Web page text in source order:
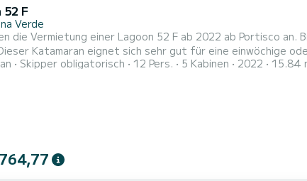
52 F
Verde
die Vermietung einer Lagoon 52 F ab 2022 ab Portisco
Katamaran eignet sich sehr gut für eine einwöchige oder längere Kreuzfahrt. Das
bietet Platz für 12 Personen. Mit einer Gesamtlänge
Skipper obligatorisch 12 Pers. 5 Kabinen 2022 15.84